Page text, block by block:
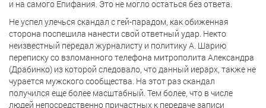
и на самого Епифания. Это не могло остаться без ответа.
Не успел улечься скандал с гей-парадом, как обиженная
сторона поспешила нанести свой ответный удар. Некто
неизвестный передал журналисту и политику А. Шарию
переписку со взломанного телефона митрополита Александра
(Драбинко) из которой следовало, что данный иерарх, также не
чурается мужского сообщества. На этот раз скандал
получился еще более масштабный. Тем более, что в числе
людей непосредственно причастных к передаче записи